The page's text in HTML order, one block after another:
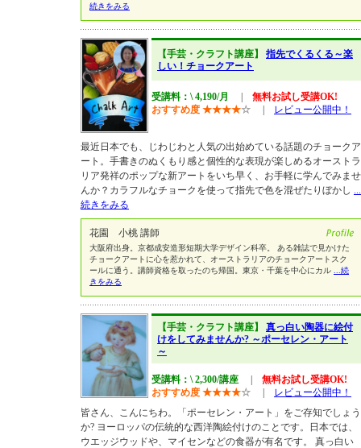
続きをみる
【手芸・クラフト講座】 指先でくるくる～楽
しい！チョークアート
受講料：\ 4,190/月
無料お試し受講OK!
おすすめ度 ★★★★☆ レビュー公開中！
最近日本でも、じわじわと人気の出始めている話題のチョークア
ート。手書きのぬくもり感と個性的な表現が楽しめるオーストラ
リア発祥のポップな新アートをいち早く、お手軽に学んでみませ
んか？カラフルなチョークを使って指先で色を混ぜたりぼかし ...
続きをみる
花園 小桃 講師
大阪府出身。京都成安造形短期大学デザイン科卒。 ある雑誌で見かけた
チョークアートに心を惹かれて、オーストラリアのチョークアートスク
ールに通う。講師資格を取ったのち帰国。東京・千葉を中心にカル
...続
きをみる
【手芸・クラフト講座】 真っ白い陶器に絵付
けをしてみませんか? ～ポーセレン・アート
～
受講料：\ 2,300/講座
無料お試し受講OK!
おすすめ度 ★★★★☆
レビュー公開中！
皆さん、こんにちわ。「ポーセレン・アート」をご存知でしょう
か? ヨーロッパの伝統的な西洋陶絵付けのことです。日本では、
ウエッジウッドや、マイセンなどの食器が有名です。 真っ白い